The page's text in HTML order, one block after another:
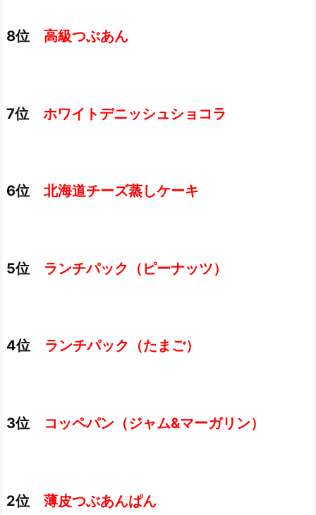
8位 高級つぶあん
7位 ホワイトデニッシュショコラ
6位 北海道チーズ蒸しケーキ
5位 ランチパック（ピーナッツ）
4位 ランチパック（たまご）
3位 コッペパン（ジャム&マーガリン）
2位 薄皮つぶあんぱん